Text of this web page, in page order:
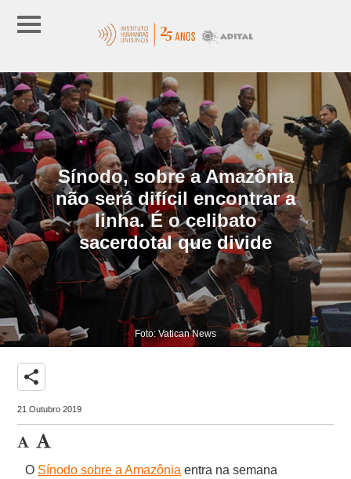
Sínodo, sobre a Amazônia
não será difícil encontrar a
linha. É o celibato
sacerdotal que divide
Foto: Vatican News
share
21 Outubro 2019
O Sínodo sobre a Amazônia entra na semana